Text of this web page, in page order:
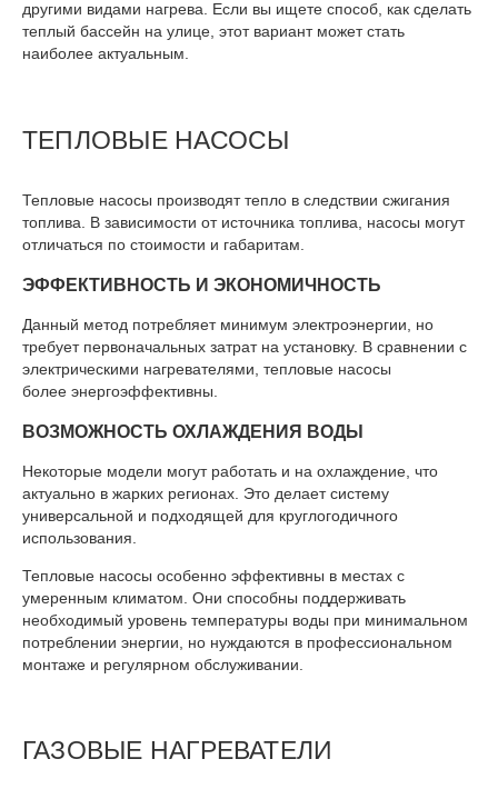
другими видами нагрева. Если вы ищете способ, как сделать
теплый бассейн на улице, этот вариант может стать
наиболее актуальным.
ТЕПЛОВЫЕ НАСОСЫ
Тепловые насосы производят тепло в следствии сжигания
топлива. В зависимости от источника топлива, насосы могут
отличаться по стоимости и габаритам.
ЭФФЕКТИВНОСТЬ И ЭКОНОМИЧНОСТЬ
Данный метод потребляет минимум электроэнергии, но
требует первоначальных затрат на установку. В сравнении с
электрическими нагревателями, тепловые насосы
более энергоэффективны
ВОЗМОЖНОСТЬ ОХЛАЖДЕНИЯ ВОДЫ
Некоторые модели могут работать и на охлаждение, что
актуально в жарких регионах. Это делает систему
универсальной и подходящей для круглогодичного
использования.
Тепловые насосы особенно эффективны в местах с
умеренным климатом. Они способны поддерживать
необходимый уровень температуры воды при минимальном
потреблении энергии, но нуждаются в профессиональном
монтаже и регулярном обслуживании.
ГАЗОВЫЕ НАГРЕВАТЕЛИ